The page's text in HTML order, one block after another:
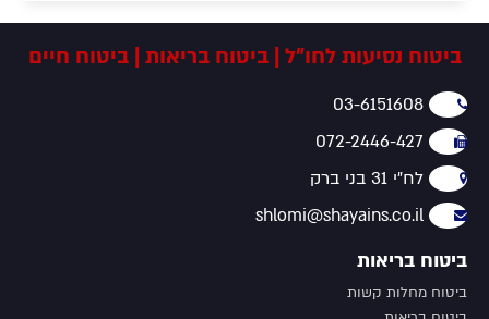
ביטוח נסיעות לחו"ל | ביטוח בריאות | ביטוח חיים
03-6151608
072-2446-427
לח"י 31 בני ברק
shlomi@shayains.co.il
ביטוח בריאות
ביטוח מחלות קשות